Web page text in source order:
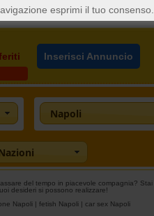
Inserisci Annuncio
Napoli
del tempo in piacevole compagnia?
desideri si possono realizzare!
Napoli | fetish Napoli | car sex Napoli
esprimi il tuo consenso.